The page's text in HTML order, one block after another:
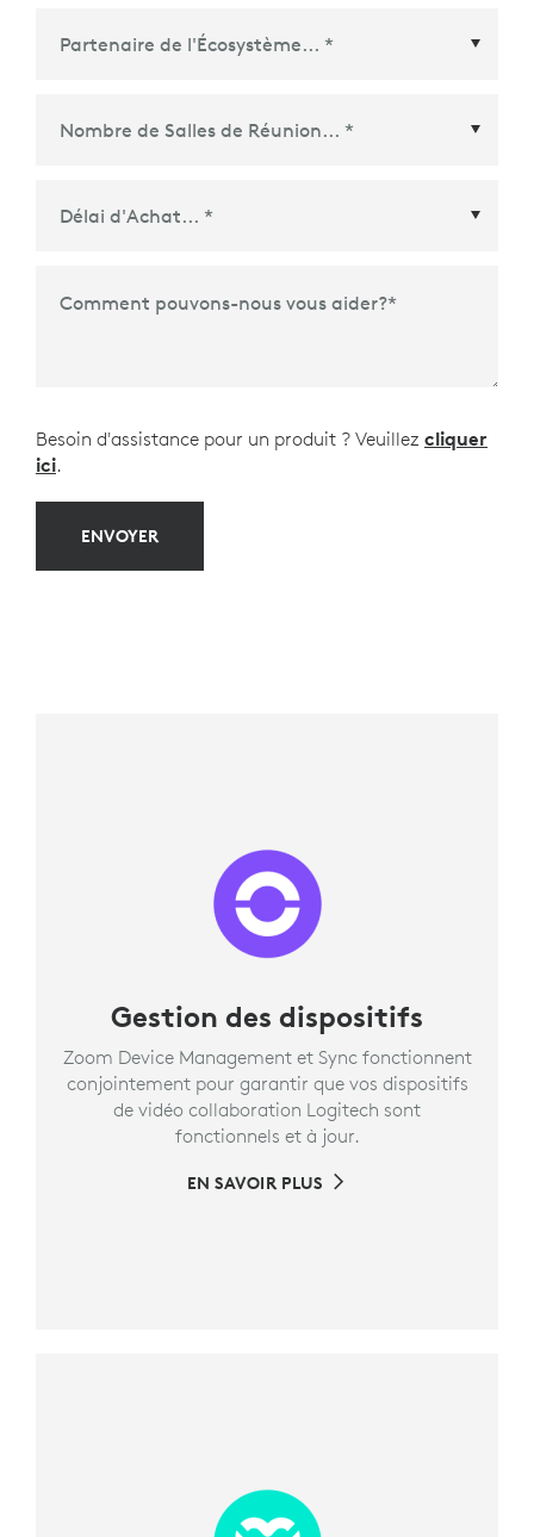
Partenaire de l'Écosystème
Comment pouvons-nous vous aider?*
Besoin d'assistance pour un produit ? Veuillez cliquer
ici.
ENVOYER
Gestion des dispositifs
Zoom Device Management et Sync fonctionnent
conjointement pour garantir que vos dispositifs
de vidéo collaboration Logitech sont
fonctionnels et à jour.
EN SAVOIR PLUS